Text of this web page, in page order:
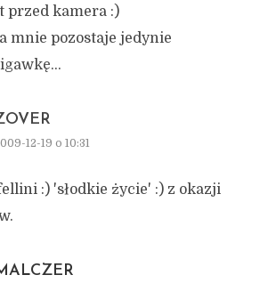
przed kamera :)
mnie pozostaje jedynie
12-19 o 10:31
:) 'słodkie życie' :) z okazji